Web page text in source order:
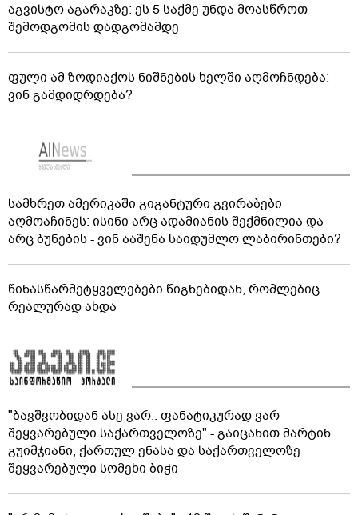
აგვისტო აგარაკზე: ეს 5 საქმე უნდა მოასწროთ
შემოდგომის დადგომამდე
ფული ამ ზოდიაქოს ნიშნების ხელში აღმოჩნდება:
ვინ გამდიდრდება?
სამხრეთ ამერიკაში გიგანტური გვირაბები
აღმოაჩინეს: ისინი არც ადამიანის შექმნილია და
არც ბუნების - ვინ ააშენა საიდუმლო ლაბირინთები?
წინასწარმეტყველებები წიგნებიდან, რომლებიც
რეალურად ახდა
"ბავშვობიდან ასე ვარ.. ფანატიკურად ვარ
შეყვარებული საქართველოზე" - გაიცანით მარტინ
გუიმჯიანი, ქართულ ენასა და საქართველოზე
შეყვარებული სომეხი ბიჭი